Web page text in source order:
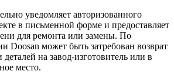
уведомляет авторизованного
в письменной форме и предоставляет
для ремонта или замены. По
Doosan может быть затребован возврат
на завод-изготовитель или в
место.